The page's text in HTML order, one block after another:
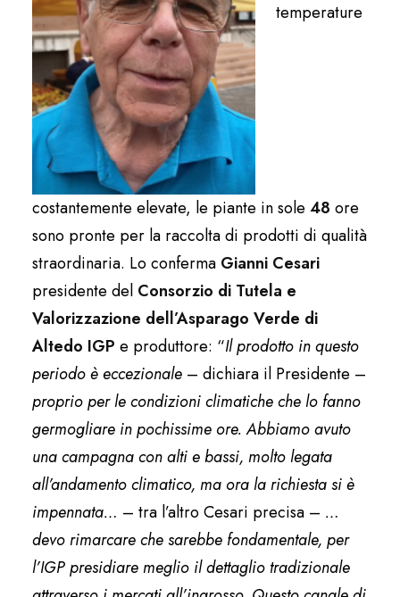
temperature
costantemente elevate, le piante in sole 48 ore
sono pronte per la raccolta di prodotti di qualità
straordinaria. Lo conferma Gianni Cesari
presidente del Consorzio di Tutela e
Valorizzazione dell’Asparago Verde di
Altedo IGP e produttore: “Il prodotto in questo
periodo è eccezionale – dichiara il Presidente –
proprio per le condizioni climatiche che lo fanno
germogliare in pochissime ore. Abbiamo avuto
una campagna con alti e bassi, molto legata
all’andamento climatico, ma ora la richiesta si è
impennata… – tra l’altro Cesari precisa – …
devo rimarcare che sarebbe fondamentale, per
l’IGP presidiare meglio il dettaglio tradizionale